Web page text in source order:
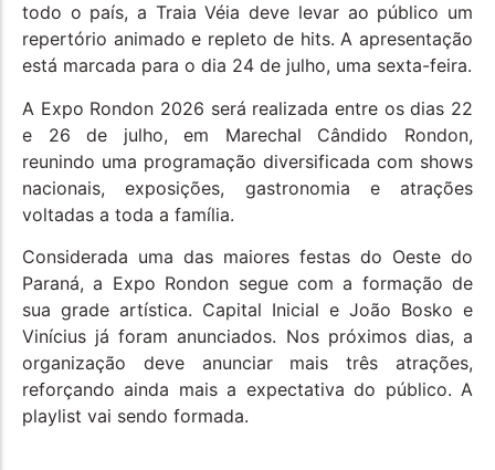
todo o país, a Traia Véia deve levar ao público um
repertório animado e repleto de hits. A apresentação
está marcada para o dia 24 de julho, uma sexta-feira.
A Expo Rondon 2026 será realizada entre os dias 22
e 26 de julho, em Marechal Cândido Rondon,
reunindo uma programação diversificada com shows
nacionais, exposições, gastronomia e atrações
voltadas a toda a família.
Considerada uma das maiores festas do Oeste do
Paraná, a Expo Rondon segue com a formação de
sua grade artística. Capital Inicial e João Bosko e
Vinícius já foram anunciados. Nos próximos dias, a
organização deve anunciar mais três atrações,
reforçando ainda mais a expectativa do público. A
playlist vai sendo formada.